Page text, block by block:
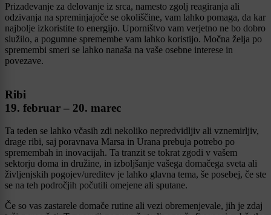
Prizadevanje za delovanje iz srca, namesto zgolj reagiranja ali
odzivanja na spreminjajoče se okoliščine, vam lahko pomaga, da kar
najbolje izkoristite to energijo. Uporništvo vam verjetno ne bo dobro
služilo, a pogumne spremembe vam lahko koristijo. Močna želja po
spremembi smeri se lahko nanaša na vaše osebne interese in
povezave.
Ribi
19. februar – 20. marec
Ta teden se lahko včasih zdi nekoliko nepredvidljiv ali vznemirljiv,
drage ribi, saj poravnava Marsa in Urana prebuja potrebo po
spremembah in inovacijah. Ta tranzit se tokrat zgodi v vašem
sektorju doma in družine, in izboljšanje vašega domačega sveta ali
življenjskih pogojev/ureditev je lahko glavna tema, še posebej, če ste
se na teh področjih počutili omejene ali sputane.
Če so vas zastarele domače rutine ali vezi obremenjevale, jih je zdaj